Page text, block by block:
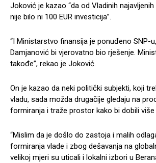
Joković je kazao “da od Vladinih
nije bilo ni 100 EUR investicija”.
“I Ministarstvo finansija je ponuđeno SNP-
Damjanović bi vjerovatno bio rješenje.
takođe”, rekao je Joković.
On je kazao da neki politički subjekti, koji
vladu, sada možda drugačije gledaju na
formiranja i traže prostor kako bi dobili više
“Mislim da je došlo do zastoja i malih
formiranja vlade i zbog dešavanja na
velikoj mjeri su uticali i lokalni izbori u